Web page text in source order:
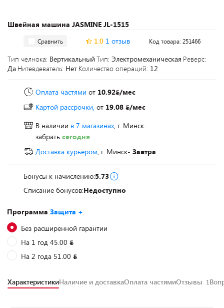
Швейная машина JASMINE JL-1515
Программа Защита +
Без расширенной гарантии
На 1 год 45.00
На 2 года 51.00
Сравнить 1.0 1 отзыв Код товара: 251466
Тип челнока: Вертикальный Тип: Электромеханическая Реверс:
Да Нитевдеватель: Нет Количество операций: 12
Оплата частями от 10.92 /мес
Картой рассрочки, от 19.08
/мес
В наличии в 7 магазинах, г. Минск:
забрать сегодня
Доставка курьером, г. Минск- Завтра
Бонусы к начислению:5.73
Списание бонусов:Недоступно
ХарактеристикиНаличие и доставкаОплата частямиОтзывы 1